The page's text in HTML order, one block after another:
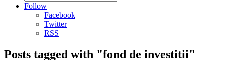
Follow
Facebook
Twitter
RSS
Posts tagged with "fond de investitii"